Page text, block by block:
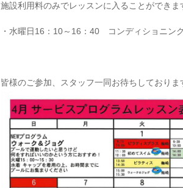
施設利用料のみでレッスンに入ることができま
・水曜日16：10～16：40 コンディショニン
皆様のご参加、スタッフ一同お待ちしておりま